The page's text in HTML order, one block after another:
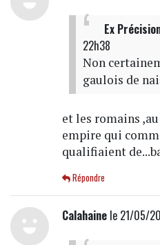
Ex
22h38
Non
gaulois de
et les romains
empire qui
qualifiaient
Répondre
Calahainele 21/05/